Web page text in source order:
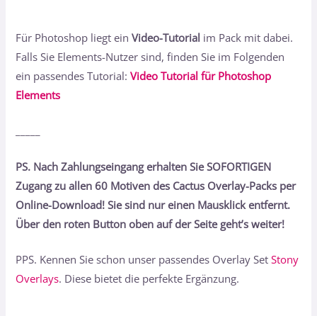
Für Photoshop liegt einVideo-Tutorial im Pack mit dabei.
Falls Sie Elements-Nutzer sind, finden Sie im Folgenden
ein passendes Tutorial:Video Tutorial für Photoshop
Elements
PS. Nach Zahlungseingang erhalten Sie SOFORTIGEN
Zugang zu allen 60 Motiven des Cactus Overlay-Packs per
Online-Download! Sie sind nur einen Mausklick entfernt.
Über den roten Button oben auf der Seite geht’s weiter!
PPS. Kennen Sie schon unser passendes Overlay SetStony
Overlays. Diese bietet die perfekte Ergänzung.